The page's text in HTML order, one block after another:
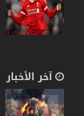
آخر الأخبار